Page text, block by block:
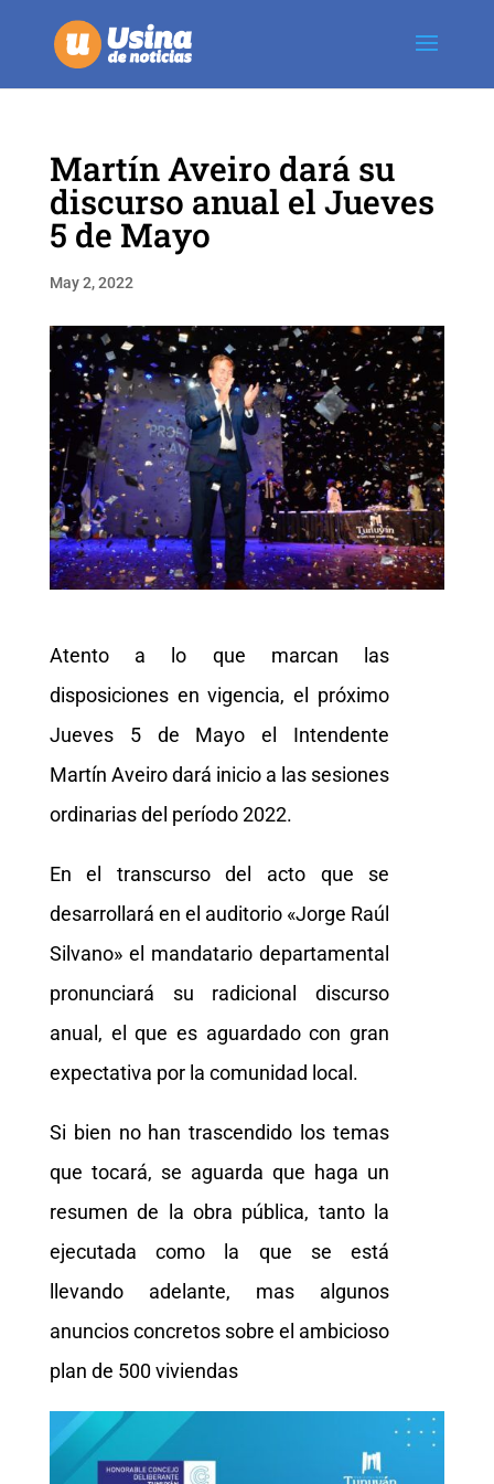
Martín Aveiro dará su
discurso anual el Jueves
5 de Mayo
May 2, 2022
Atento a lo que marcan las
disposiciones en vigencia, el próximo
Jueves 5 de Mayo el Intendente
Martín Aveiro dará inicio a las sesiones
ordinarias del período 2022.
En el transcurso del acto que se
desarrollará en el auditorio «Jorge Raúl
Silvano» el mandatario departamental
pronunciará su radicional discurso
anual, el que es aguardado con gran
expectativa por la comunidad local.
Si bien no han trascendido los temas
que tocará, se aguarda que haga un
resumen de la obra pública, tanto la
ejecutada como la que se está
llevando adelante, mas algunos
anuncios concretos sobre el ambicioso
plan de 500 viviendas